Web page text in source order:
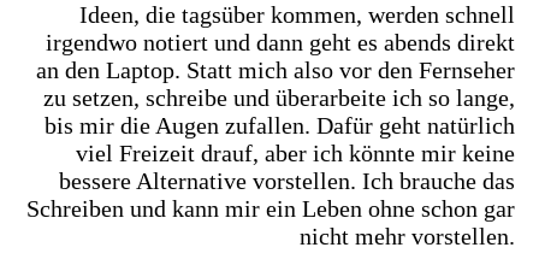
Ideen, die tagsüber kommen, werden schnell
irgendwo notiert und dann geht es abends direkt
an den Laptop. Statt mich also vor den Fernseher
zu setzen, schreibe und überarbeite ich so lange,
bis mir die Augen zufallen. Dafür geht natürlich
viel Freizeit drauf, aber ich könnte mir keine
bessere Alternative vorstellen. Ich brauche das
Schreiben und kann mir ein Leben ohne schon gar
nicht mehr vorstellen.